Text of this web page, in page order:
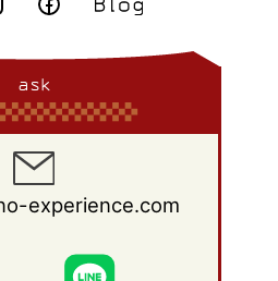
ask
experience.com